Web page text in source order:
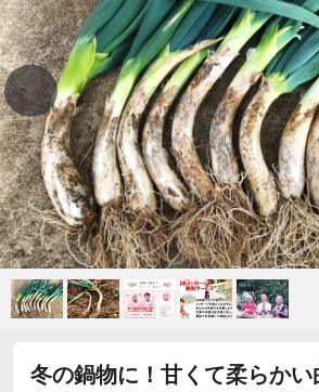
冬の鍋物に！甘くて柔らか